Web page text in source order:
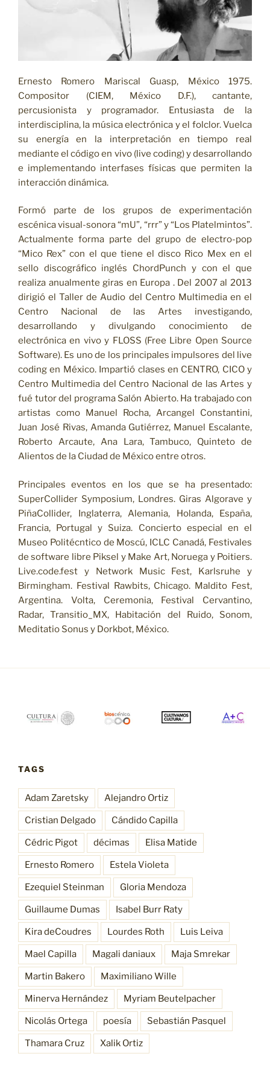
Ernesto Romero Mariscal Guasp, México 1975.
Compositor (CIEM, México D.F.), cantante,
percusionista y programador. Entusiasta de la
interdisciplina, la música electrónica y el folclor. Vuelca
su energía en la interpretación en tiempo real
mediante el código en vivo (live coding) y desarrollando
e implementando interfases físicas que permiten la
interacción dinámica.
Formó parte de los grupos de experimentación
escénica visual-sonora “mU”, “rrr” y “Los Platelmintos”.
Actualmente forma parte del grupo de electro-pop
“Mico Rex” con el que tiene el disco Rico Mex en el
sello discográfico inglés ChordPunch y con el que
realiza anualmente giras en Europa . Del 2007 al 2013
dirigió el Taller de Audio del Centro Multimedia en el
Centro Nacional de las Artes investigando,
desarrollando y divulgando conocimiento de
electrónica en vivo y FLOSS (Free Libre Open Source
Software). Es uno de los principales impulsores del live
coding en México. Impartió clases en CENTRO, CICO y
Centro Multimedia del Centro Nacional de las Artes y
fué tutor del programa Salón Abierto. Ha trabajado con
artistas como Manuel Rocha, Arcangel Constantini,
Juan José Rivas, Amanda Gutiérrez, Manuel Escalante,
Roberto Arcaute, Ana Lara, Tambuco, Quinteto de
Alientos de la Ciudad de México entre otros.
Principales eventos en los que se ha presentado:
SuperCollider Symposium, Londres. Giras Algorave y
PiñaCollider, Inglaterra, Alemania, Holanda, España,
Francia, Portugal y Suiza. Concierto especial en el
Museo Politécntico de Moscú, ICLC Canadá, Festivales
de software libre Piksel y Make Art, Noruega y Poitiers.
Live.code.fest y Network Music Fest, Karlsruhe y
Birmingham. Festival Rawbits, Chicago. Maldito Fest,
Argentina. Volta, Ceremonia, Festival Cervantino,
Radar, Transitio_MX, Habitación del Ruido, Sonom,
Meditatio Sonus y Dorkbot, México.
TAGS
Adam Zaretsky Alejandro Ortiz
Cristian Delgado Cándido Capilla
Cédric Pigot décimas Elisa Matide
Ernesto Romero Estela Violeta
Ezequiel Steinman Gloria Mendoza
Guillaume Dumas Isabel Burr Raty
Kira deCoudres Lourdes Roth Luis Leiva
Mael Capilla Magali daniaux Maja Smrekar
Martin Bakero Maximiliano Wille
Minerva Hernández Myriam Beutelpacher
Nicolás Ortega poesía Sebastián Pasquel
Thamara Cruz Xalik Ortiz